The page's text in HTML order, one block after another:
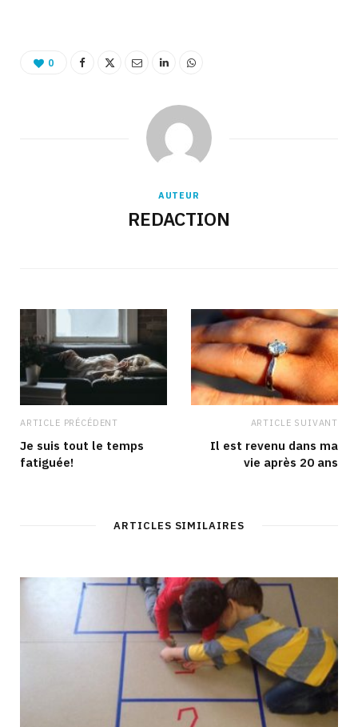
0
AUTEUR
REDACTION
ARTICLE PRÉCÉDENT
Je suis tout le temps
fatiguée!
ARTICLE SUIVANT
Il est revenu dans ma
vie après 20 ans
ARTICLES SIMILAIRES